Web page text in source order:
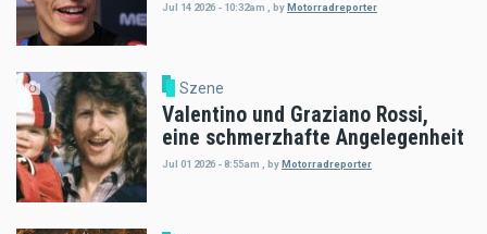
Jul 14 2026 - 10:32am , byMotorradreporter
Szene
Valentino und Graziano Rossi,
eine schmerzhafte Angelegenheit
Jul 01 2026 - 8:55am byMotorradreporter